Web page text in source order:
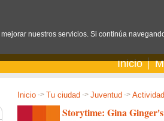
Inicio
Inicio -> Tu ciudad -> Juventud ->
Storytime: Gina
nuestros servicios. Si continúa